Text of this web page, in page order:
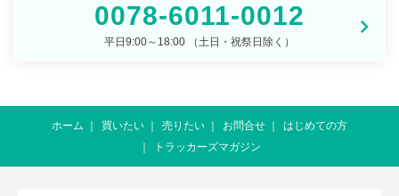
0078-6011-0012
平日9:00～18:00 （土日・祝祭日除く）
ホーム 買いたい 売りたい お問合せ
はじめての方
トラッカーズマガジン